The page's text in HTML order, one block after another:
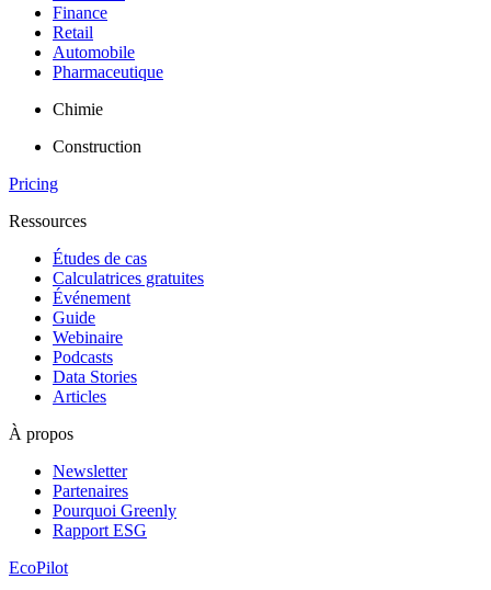
Finance
Retail
Automobile
Pharmaceutique
Chimie
Construction
Pricing
Ressources
Études de cas
Calculatrices gratuites
Événement
Guide
Webinaire
Podcasts
Data Stories
Articles
À propos
Newsletter
Partenaires
Pourquoi Greenly
Rapport ESG
EcoPilot